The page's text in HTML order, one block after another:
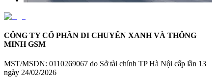
CÔNG TY CỔ PHẦN DI CHUYỂN XANH VÀ THÔNG
MINH GSM
MST/MSDN: 0110269067 do Sở tài chính TP Hà Nội cấp lần 13
ngày 24/02/2026